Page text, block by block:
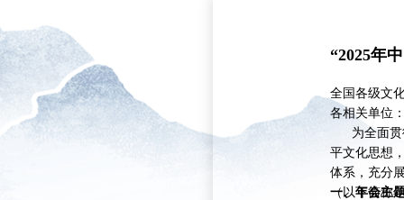
“2025年
全国各级文
各相关单位
为全面贯
平文化思想
体系，充分
（以下简称
一、年会主